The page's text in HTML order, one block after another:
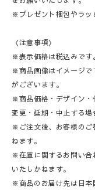
※プレゼント梱包やラッ
〈注意事項〉
※表示価格は税込みです。
※商品画像はイメージで
がございます。
※商品価格・デザイン・
変更・延期・中止する場
※ご注文後、お客様のご
ねます。
※在庫に関するお問い合
いたしかねます。
※商品のお届け先は日本